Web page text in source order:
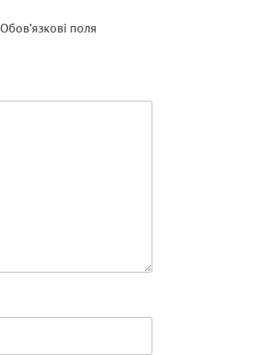
Обов’язкові поля